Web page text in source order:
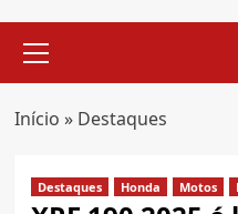
Menu
Início » Destaques
Destaques Honda Motos